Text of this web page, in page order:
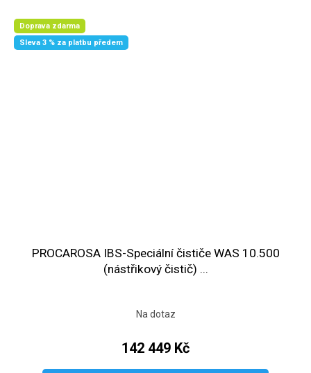
Doprava zdarma
Sleva 3 % za platbu předem
PROCAROSA IBS-Speciální čističe WAS 10.500
(nástřikový čistič) ...
Na dotaz
142 449 Kč